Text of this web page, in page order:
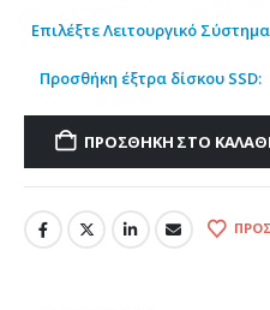
Επιλέξτε Λειτουργικό Σύστημα
Προσθήκη έξτρα δίσκου SSD:
ΠΡΟΣΘΉΚΗ ΣΤΟ ΚΑΛΆΘΙ